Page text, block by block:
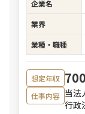
企業名
業界
業種・職種
想定年収 700
仕事内容 当法
行政